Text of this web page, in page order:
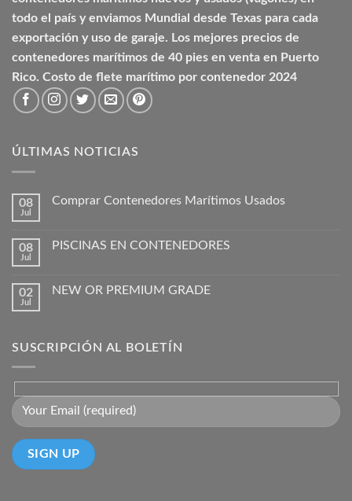
todo el país y enviamos Mundial desde Texas para cada
exportación y uso de garaje. Los mejores precios de
contenedores marítimos de 40 pies en venta en Puerto
Rico. Costo de flete marítimo por contenedor 2024
ÚLTIMAS NOTICIAS
08
Jul
Comprar Contenedores Marítimos Usados
08
Jul
PISCINAS EN CONTENEDORES
02
Jul
NEW OR PREMIUM GRADE
SUSCRIPCIÓN AL BOLETÍN